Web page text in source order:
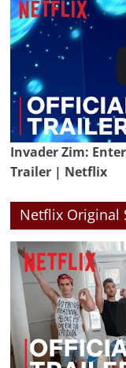
Invader Zim:
Trailer | Netflix
Netflix Original